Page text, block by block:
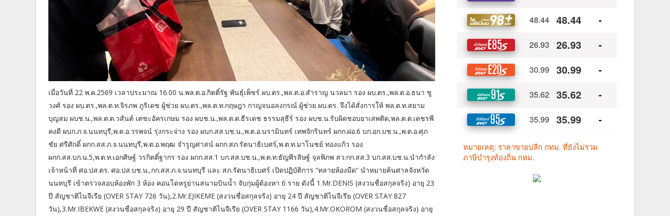
เมื่อวันที่ 22 พ.ค.2569 เวลาประมาณ 16.00 น.พล.ต.อ.กิตติ์รัฐ พันธุ์เพ็ชร์ ผบ.ตร.,พล.ต.อ.สำราญ นวลมา รอง ผบ.ตร.,พล.ต.อ.ธนา ชู
วงศ์ รอง ผบ.ตร.,พล.ต.ท.จิรภพ ภูริเดช ผู้ช่วย ผบ.ตร.,พล.ต.ท.กฤษฎา กาญจนอลงกรณ์ ผู้ช่วย ผบ.ตร. จึงได้สั่งการให้ พล.ต.ท.สยาม
บุญสม ผบช.น.,พล.ต.ต.วสันต์ เตชะอัครเกษม รอง ผบช.น.,พล.ต.ต.ธีรเดช ธรรมสุธีร์ รอง ผบช.น.รับผิดชอบยาเสพติด,พล.ต.ต.เดชรพี
คงดี ผบก.ภ.จ.นนทบุรี,พ.ต.อ.วรพจน์ รุ่งกระจ่าง รอง ผบก.สส.บช.น.,พ.ต.อ.นรามินทร์ เทพจักรินทร์ ผกก.ฝอ.6 บก.อก.บช.น.,พ.ต.อ.ศุภ
ชัย ศรีศักดิ์ ผกก.สส.ภ.จ.นนทบุรี,พ.ต.อ.พฤฒ จำรูญศาสน์ ผกก.สภ.รัตนาธิเบศร์,พ.ต.ท.มาโนชย์ ทองแก้ว รอง
ผกก.สส.บก.น.5,พ.ต.ท.เอกศิษฐ์ วรกิตติ์ฐากร รอง ผกก.สส.1 บก.สส.บช.น.,พ.ต.ท.ธัญพีรสิษฐ์ จุลพิภพ สว.กก.สส.3 บก.สส.บช.น.นำกำลัง
เจ้าหน้าที่ ศอ.ปส.ตร. ศอ.ปส.บช.น.,กก.สส.ภ.จ.นนทบุรี และ สภ.รัตนาธิเบศร์ เปิดปฏิบัติการ “ทลายห้องมืด“ นำหมายค้นศาลจังหวัด
นนทบุรี เข้าตรวจสอบห้องพัก 3 ห้อง คอนโดหรูย่านสนามบินน้ำ จับกุมผู้ต้องหา 6 ราย ดังนี้ 1.Mr.DENIS (สงวนชื่อสกุลจริง) อายุ 23
ปี สัญชาติไนจีเรีย (OVER STAY 726 วัน),2.Mr.EJIKEME (สงวนชื่อสกุลจริง) อายุ 24 ปี สัญชาติไนจีเรีย (OVER STAY 827
วัน),3.Mr.IBEKWE (สงวนชื่อสกุลจริง) อายุ 29 ปี สัญชาติไนจีเรีย (OVER STAY 1166 วัน),4.Mr.OKOROM (สงวนชื่อสกุลจริง) อายุ